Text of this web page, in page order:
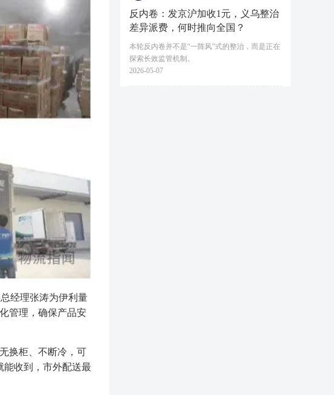
反内卷：发京沪加收1元，义乌整治
差异派费，何时推向全国？
本轮反内卷并不是“一阵风”式的整治，而是正在
探索长效监管机制。
2026-05-07
经理张涛为伊利量
管理，确保产品安
换柜、不断冷，可
能收到，市外配送最